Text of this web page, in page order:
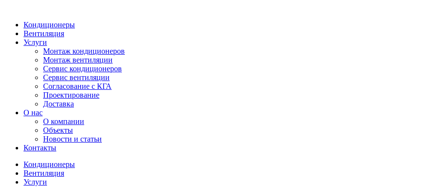
Кондиционеры
Вентиляция
Услуги
Монтаж кондиционеров
Монтаж вентиляции
Сервис кондиционеров
Сервис вентиляции
Согласование с КГА
Проектирование
Доставка
О нас
О компании
Объекты
Новости и статьи
Контакты
Кондиционеры
Вентиляция
Услуги